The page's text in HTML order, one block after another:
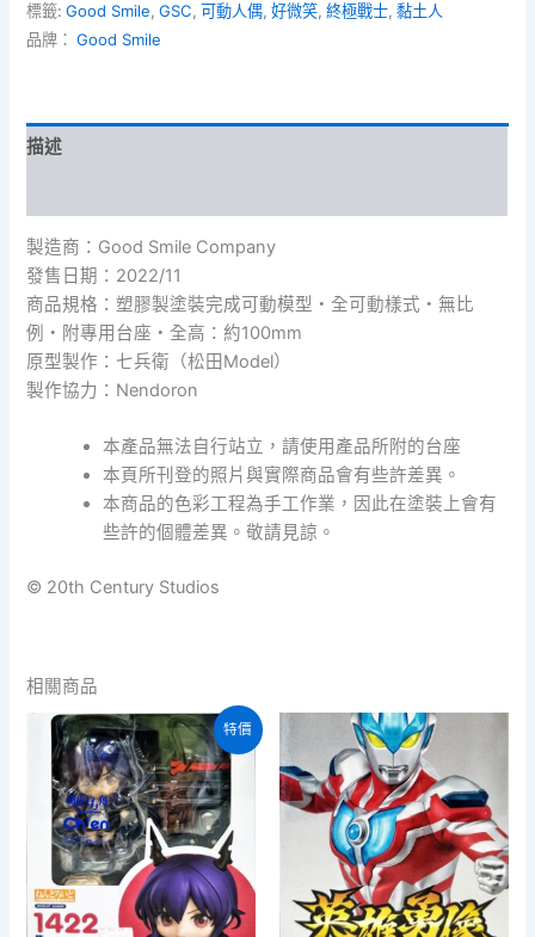
標籤:Good Smile,GSC,可動人偶,好微笑,終極戰士,黏土人
品牌：Good Smile
描述
製造商：Good Smile Company
發售日期：2022/11
商品規格：塑膠製塗裝完成可動模型・全可動樣式・無比
例・附專用台座・全高：約100mm
原型製作：七兵衛（松田Model）
製作協力：Nendoron
本產品無法自行站立，請使用產品所附的台座
本頁所刊登的照片與實際商品會有些許差異。
本商品的色彩工程為手工作業，因此在塗裝上會有
些許的個體差異。敬請見諒。
© 20th Century Studios
相關商品
特價